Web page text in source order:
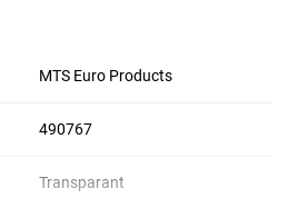
MTS Euro Products
490767
Transparant